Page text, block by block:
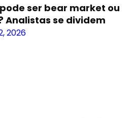
ser bear market ou
Analistas se dividem
2026